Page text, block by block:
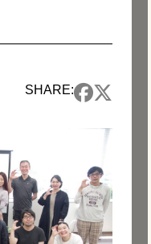
SHARE: